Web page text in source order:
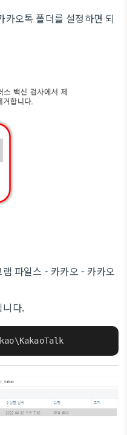
오톡 폴더를 설정하면 되
파일스 - 카카오 - 카카오
니다.